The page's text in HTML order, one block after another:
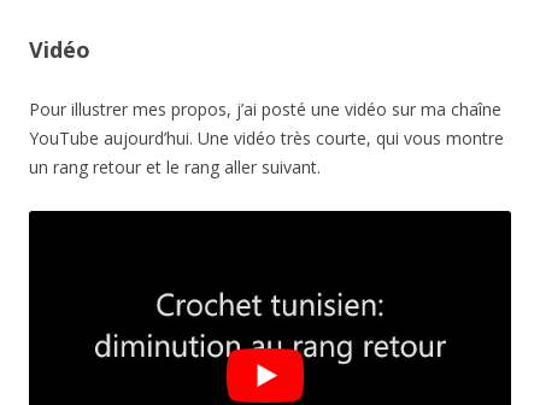
Vidéo
Pour illustrer mes propos, j’ai posté une vidéo sur ma chaîne
YouTube aujourd’hui. Une vidéo très courte, qui vous montre
un rang retour et le rang aller suivant.